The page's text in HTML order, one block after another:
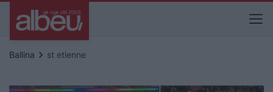
Ballina keyboard_arrow_right st etienne